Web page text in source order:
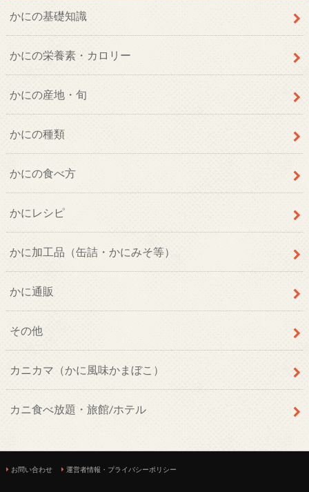
かにの基礎知識
かにの栄養素・カロリー
かにの産地・旬
かにの種類
かにの食べ方
かにレシピ
かに加工品（缶詰・かにみそ等）
かに通販
その他
カニカマ（かに風味かまぼこ）
カニ食べ放題・旅館/ホテル
お問い合わせ 運営者情報・プライバシーポリシー